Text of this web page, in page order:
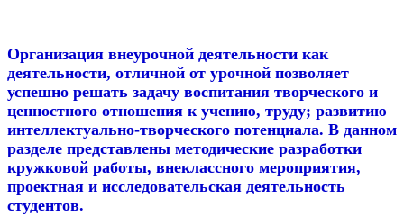
Организация внеурочной деятельности как
деятельности, отличной от урочной позволяет
успешно решать задачу воспитания творческого и
ценностного отношения к учению, труду; развитию
интеллектуально-творческого потенциала. В данном
разделе представлены методические разработки
кружковой работы, внеклассного мероприятия,
проектная и исследовательская деятельность
студентов.